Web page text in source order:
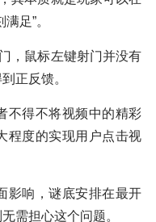
足”。
，鼠标左键射门并没有
正反馈。
不得不将视频中的精彩
程度的实现用户点击视
影响，谜底安排在最开
需担心这个问题。